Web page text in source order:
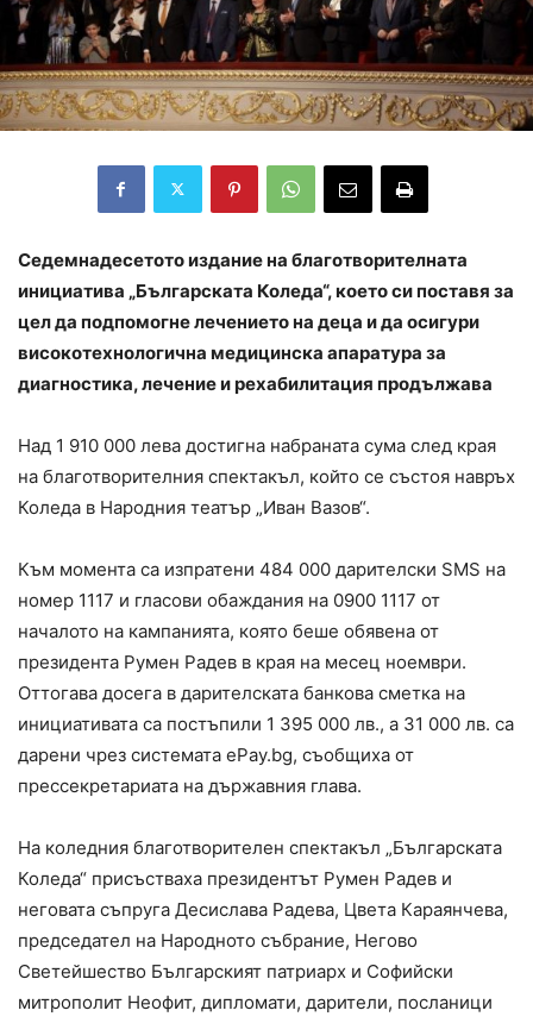
Седемнадесетото издание на благотворителната
инициатива „Българската Коледа“, което си поставя за
цел да подпомогне лечението на деца и да осигури
високотехнологична медицинска апаратура за
диагностика, лечение и рехабилитация продължава
Над 1 910 000 лева достигна набраната сума след края
на благотворителния спектакъл, който се състоя навръх
Коледа в Народния театър „Иван Вазов“.
Към момента са изпратени 484 000 дарителски SMS на
номер 1117 и гласови обаждания на 0900 1117 от
началото на кампанията, която беше обявена от
президента Румен Радев в края на месец ноември.
Оттогава досега в дарителската банкова сметка на
инициативата са постъпили 1 395 000 лв., a 31 000 лв. са
дарени чрез системата ePay.bg, съобщиха от
прессекретариата на държавния глава.
На коледния благотворителен спектакъл „Българската
Коледа“ присъстваха президентът Румен Радев и
неговата съпруга Десислава Радева, Цвета Караянчева,
председател на Народното събрание, Негово
Светейшество Българският патриарх и Софийски
митрополит Неофит, дипломати, дарители, посланици